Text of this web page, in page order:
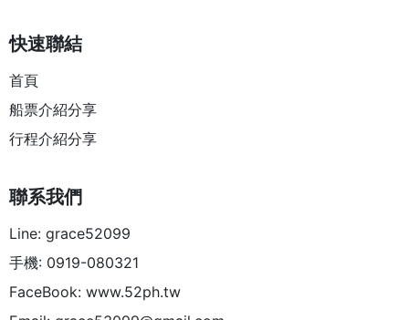
快速聯結
首頁
船票介紹分享
行程介紹分享
聯系我們
Line: grace52099
手機: 0919-080321
FaceBook: www.52ph.tw